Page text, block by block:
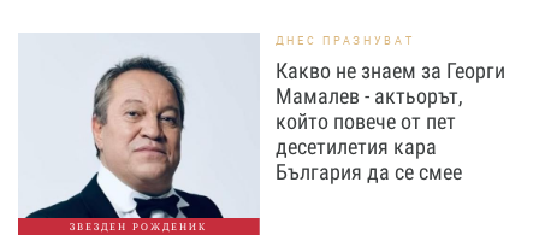
ЗВЕЗДЕН РОЖДЕНИК
ДНЕС ПРАЗНУВАТ
Какво не знаем за Георги
Мамалев - актьорът,
който повече от пет
десетилетия кара
България да се смее